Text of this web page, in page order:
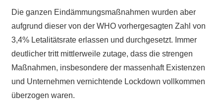
Die ganzen Eindämmungsmaßnahmen wurden aber
aufgrund dieser von der WHO vorhergesagten Zahl von
3,4% Letalitätsrate erlassen und durchgesetzt. Immer
deutlicher tritt mittlerweile zutage, dass die strengen
Maßnahmen, insbesondere der massenhaft Existenzen
und Unternehmen vernichtende Lockdown vollkommen
überzogen waren.